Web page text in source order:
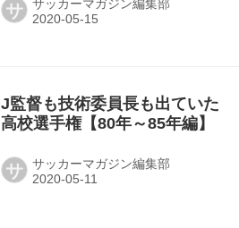
サ サッカーマガジン編集部
J監督も技術委員長も出ていた
高校選手権【80年～85年編】
サ サッカーマガジン編集部